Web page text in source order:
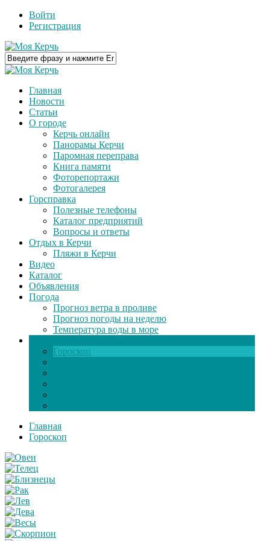
Войти
Регистрация
Главная
Новости
Статьи
О городе
Керчь онлайн
Панорамы Керчи
Паромная переправа
Книга памяти
Фоторепортажи
Фотогалерея
Горсправка
Полезные телефоны
Каталог предприятий
Вопросы и ответы
Отдых в Керчи
Пляжи в Керчи
Видео
Каталог
Объявления
Погода
Прогноз ветра в проливе
Прогноз погоды на неделю
Температура воды в море
Гороскоп
Главная
Гороскоп